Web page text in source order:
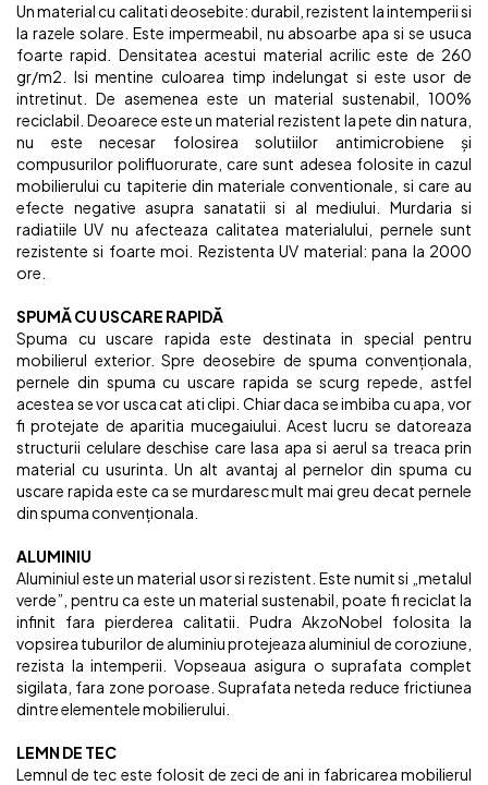
Un material cu calitati deosebite: durabil, rezistent la intemperii si
la razele solare. Este impermeabil, nu absoarbe apa si se usuca
foarte rapid. Densitatea acestui material acrilic este de 260
gr/m2. Isi mentine culoarea timp indelungat si este usor de
intretinut. De asemenea este un material sustenabil, 100%
reciclabil. Deoarece este un material rezistent la pete din natura,
nu este necesar folosirea solutiilor antimicrobiene și
compusurilor polifluorurate, care sunt adesea folosite in cazul
mobilierului cu tapiterie din materiale conventionale, si care au
efecte negative asupra sanatatii si al mediului. Murdaria si
radiatiile UV nu afecteaza calitatea materialului, pernele sunt
rezistente si foarte moi. Rezistenta UV material: pana la 2000
ore.
SPUMĂ CU USCARE RAPIDĂ
Spuma cu uscare rapida este destinata in special pentru
mobilierul exterior. Spre deosebire de spuma convenționala,
pernele din spuma cu uscare rapida se scurg repede, astfel
acestea se vor usca cat ati clipi. Chiar daca se imbiba cu apa, vor
fi protejate de aparitia mucegaiului. Acest lucru se datoreaza
structurii celulare deschise care lasa apa si aerul sa treaca prin
material cu usurinta. Un alt avantaj al pernelor din spuma cu
uscare rapida este ca se murdaresc mult mai greu decat pernele
din spuma convenționala.
ALUMINIU
Aluminiul este un material usor si rezistent. Este numit si „metalul
verde”, pentru ca este un material sustenabil, poate fi reciclat la
infinit fara pierderea calitatii. Pudra AkzoNobel folosita la
vopsirea tuburilor de aluminiu protejeaza aluminiul de coroziune,
rezista la intemperii. Vopseaua asigura o suprafata complet
sigilata, fara zone poroase. Suprafata neteda reduce frictiunea
dintre elementele mobilierului.
LEMN DE TEC
Lemnul de tec este folosit de zeci de ani in fabricarea mobilierul